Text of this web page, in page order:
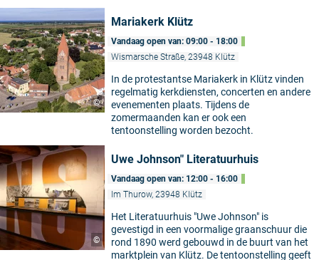
©
Mariakerk Klütz
Vandaag open van: 09:00 - 18:00
Wismarsche Straße, 23948 Klütz
In de protestantse Mariakerk in Klütz vinden
regelmatig kerkdiensten, concerten en andere
evenementen plaats. Tijdens de
zomermaanden kan er ook een
tentoonstelling worden bezocht.
©
Uwe Johnson" Literatuurhuis
Vandaag open van: 12:00 - 16:00
Im Thurow, 23948 Klütz
Het Literatuurhuis "Uwe Johnson" is
gevestigd in een voormalige graanschuur die
rond 1890 werd gebouwd in de buurt van het
marktplein van Klütz. De tentoonstelling geeft